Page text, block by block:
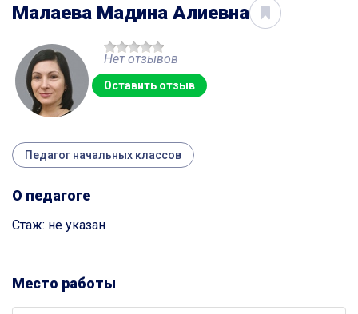
Малаева Мадина Алиевна
Нет отзывов
Оставить отзыв
Педагог начальных классов
О педагоге
Стаж: не указан
Место работы